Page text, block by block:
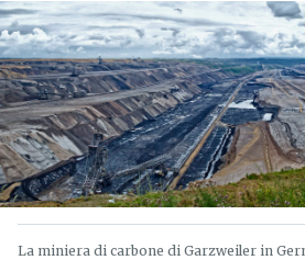
La miniera di carbone di Garzweiler in